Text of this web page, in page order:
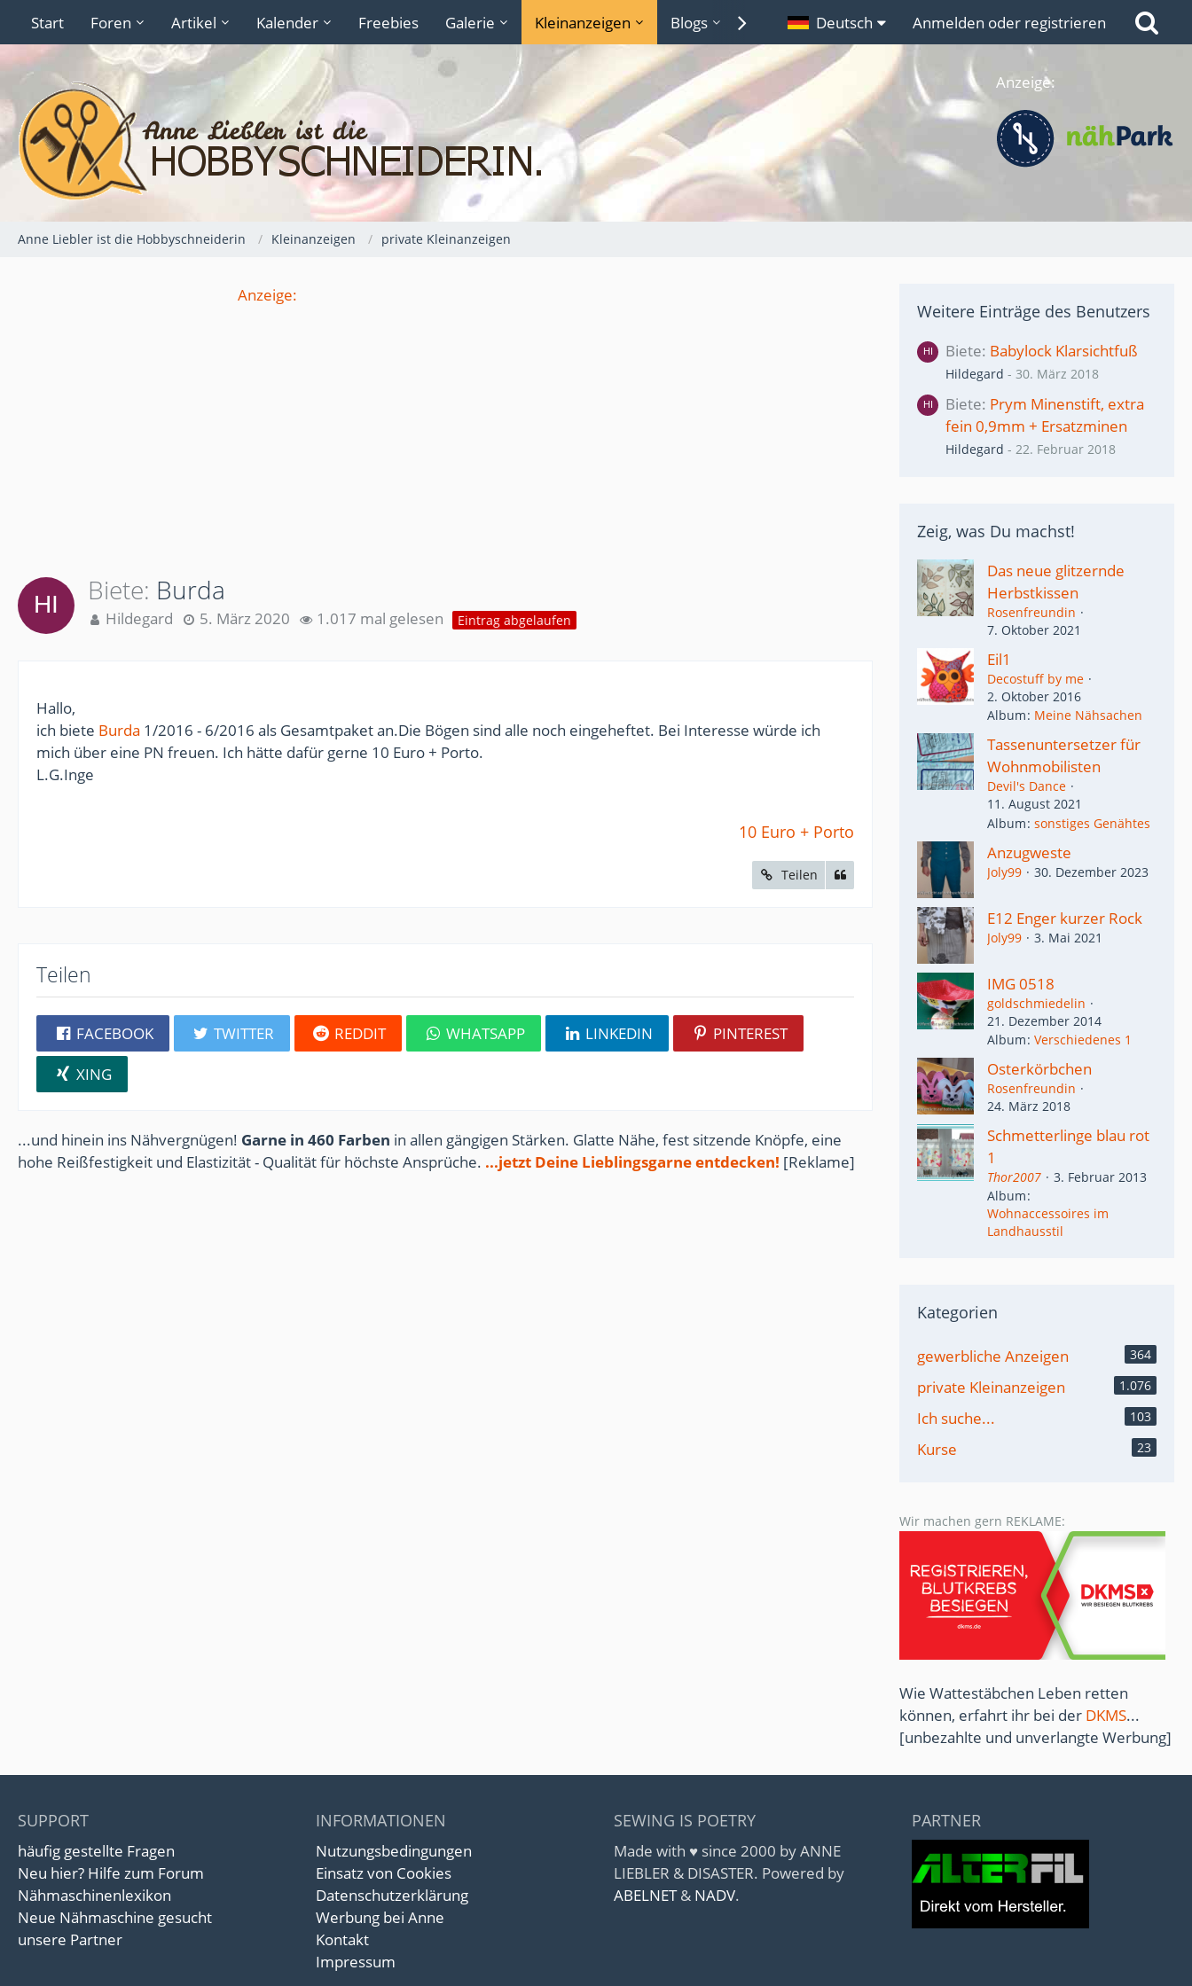
Start Foren Artikel Kalender Freebies Galerie Kleinanzeigen Blogs Lexikon Links
Deutsch Anmelden oder registrieren
Anzeige:
Anne Liebler ist die Hobbyschneiderin Kleinanzeigen private Kleinanzeigen
Anzeige:
Biete Burda
Hildegard 5. März 2020 1.017 mal gelesen Eintrag abgelaufen
Hallo,
ich biete Burda 1/2016 - 6/2016 als Gesamtpaket an.Die Bögen sind alle noch eingeheftet. Bei Interesse würde ich
mich über eine PN freuen. Ich hätte dafür gerne 10 Euro + Porto.
L.G.Inge
10 Euro + Porto
Teilen
Teilen
FACEBOOK TWITTER REDDIT WHATSAPP LINKEDIN
PINTEREST
XING
...und hinein ins Nähvergnügen! Garne in 460 Farben in allen gängigen Stärken. Glatte Nähe, fest sitzende Knöpfe, eine
hohe Reißfestigkeit und Elastizität - Qualität für höchste Ansprüche. ...jetzt Deine Lieblingsgarne entdecken! [Reklame]
Weitere Einträge des Benutzers
Biete Babylock Klarsichtfuß
Hildegard - 30. März 2018
Biete Prym Minenstift, extra
fein 0,9mm + Ersatzminen
Hildegard - 22. Februar 2018
Zeig, was Du machst!
Das neue glitzernde
Herbstkissen
Rosenfreundin
7. Oktober 2021
Eil1
Decostuff by me
2. Oktober 2016
Album Meine Nähsachen
Tassenuntersetzer für
Wohnmobilisten
Devil's Dance
11. August 2021
Album sonstiges Genähtes
Anzugweste
Joly99 30. Dezember 2023
E12 Enger kurzer Rock
Joly99 3. Mai 2021
IMG 0518
goldschmiedelin
21. Dezember 2014
Album Verschiedenes 1
Osterkörbchen
Rosenfreundin
24. März 2018
Schmetterlinge blau rot
1
Thor2007
3. Februar 2013
Album
Wohnaccessoires im
Landhausstil
Kategorien
gewerbliche Anzeigen 364
private Kleinanzeigen 1.076
Ich suche... 103
Kurse 23
Wir machen gern REKLAME:
Wie Wattestäbchen Leben retten
können, erfahrt ihr bei der DKMS...
[unbezahlte und unverlangte Werbung]
SUPPORT
häufig gestellte Fragen
Neu hier? Hilfe zum Forum
Nähmaschinenlexikon
Neue Nähmaschine gesucht
unsere Partner
INFORMATIONEN
Nutzungsbedingungen
Einsatz von Cookies
Datenschutzerklärung
Werbung bei Anne
Kontakt
Impressum
SEWING IS POETRY
Made with ♥ since 2000 by ANNE
LIEBLER & DISASTER. Powered by
ABELNET& NADV.
PARTNER